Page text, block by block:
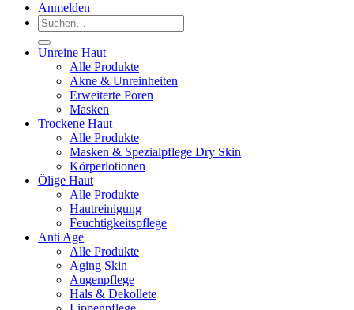
Anmelden
Suchen
nach:
Unreine Haut
Alle Produkte
Akne & Unreinheiten
Erweiterte Poren
Masken
Trockene Haut
Alle Produkte
Masken & Spezialpflege Dry Skin
Körperlotionen
Ölige Haut
Alle Produkte
Hautreinigung
Feuchtigkeitspflege
Anti Age
Alle Produkte
Aging Skin
Augenpflege
Hals & Dekollete